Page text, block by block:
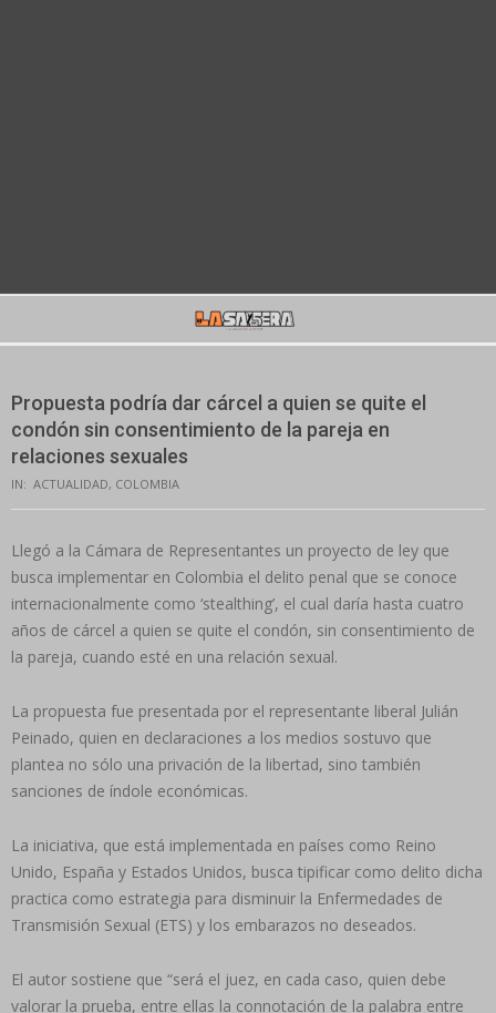
Propuesta podría dar cárcel a quien se quite el
condón sin consentimiento de la pareja en
relaciones sexuales
IN: ACTUALIDAD, COLOMBIA
Llegó a la Cámara de Representantes un proyecto de ley que
busca implementar en Colombia el delito penal que se conoce
internacionalmente como ‘stealthing’, el cual daría hasta cuatro
años de cárcel a quien se quite el condón, sin consentimiento de
la pareja, cuando esté en una relación sexual.
La propuesta fue presentada por el representante liberal Julián
Peinado, quien en declaraciones a los medios sostuvo que
plantea no sólo una privación de la libertad, sino también
sanciones de índole económicas.
La iniciativa, que está implementada en países como Reino
Unido, España y Estados Unidos, busca tipificar como delito dicha
practica como estrategia para disminuir la Enfermedades de
Transmisión Sexual (ETS) y los embarazos no deseados.
El autor sostiene que “será el juez, en cada caso, quien debe
valorar la prueba, entre ellas la connotación de la palabra entre